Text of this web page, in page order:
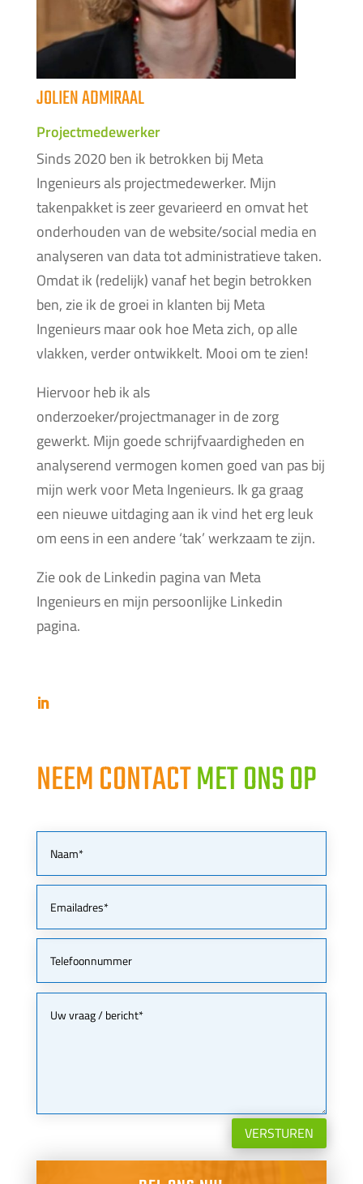
JOLIEN ADMIRAAL
Projectmedewerker
Sinds 2020 ben ik betrokken bij Meta
Ingenieurs als projectmedewerker. Mijn
takenpakket is zeer gevarieerd en omvat het
onderhouden van de website/social media en
analyseren van data tot administratieve taken.
Omdat ik (redelijk) vanaf het begin betrokken
ben, zie ik de groei in klanten bij Meta
Ingenieurs maar ook hoe Meta zich, op alle
vlakken, verder ontwikkelt. Mooi om te zien!
Hiervoor heb ik als
onderzoeker/projectmanager in de zorg
gewerkt. Mijn goede schrijfvaardigheden en
analyserend vermogen komen goed van pas bij
mijn werk voor Meta Ingenieurs. Ik ga graag
een nieuwe uitdaging aan ik vind het erg leuk
om eens in een andere ‘tak’ werkzaam te zijn.
Zie ook de Linkedin pagina van Meta
Ingenieurs en mijn persoonlijke Linkedin
pagina.
NEEM CONTACTMET ONS OP
VERSTUREN